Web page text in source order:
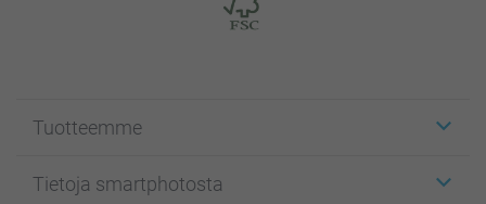
Tuotteemme
Kuvakortit
Tietoja smartphotosta